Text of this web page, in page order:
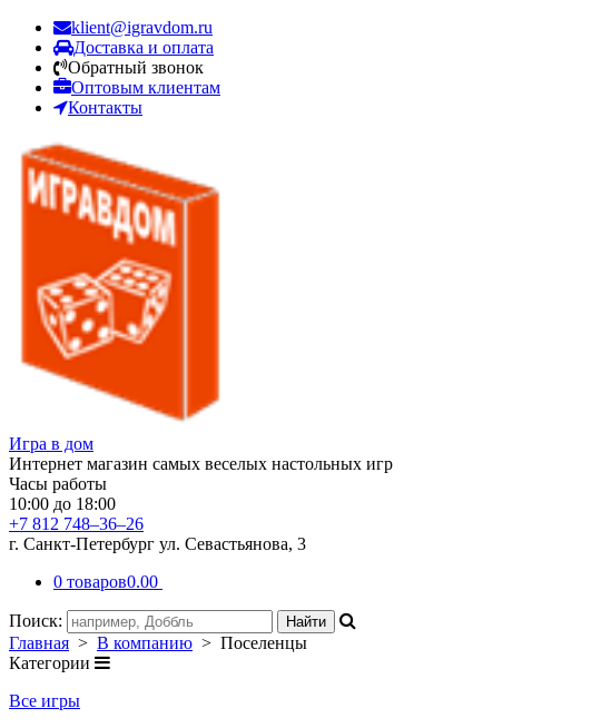
klient@igravdom.ru
Доставка и оплата
Обратный звонок
Оптовым клиентам
Контакты
Игра в дом
Интернет магазин самых веселых настольных игр
Часы работы
10:00 до 18:00
+7 812 748–36–26
г. Санкт-Петербург ул. Севастьянова, 3
0 товаров0.00
Поиск:
Главная > В компанию > Поселенцы
Категории
Все игры